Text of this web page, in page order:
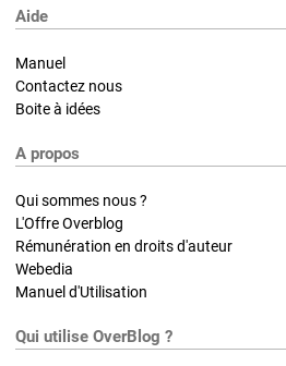
Aide
Manuel
Contactez nous
Boite à idées
A propos
Qui sommes nous ?
L'Offre Overblog
Rémunération en droits d'auteur
Webedia
Manuel d'Utilisation
Qui utilise OverBlog ?